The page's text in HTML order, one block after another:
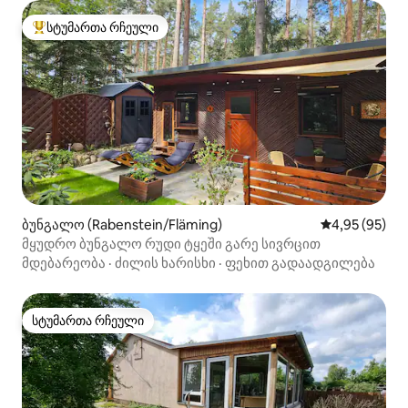
სტუმართა რჩეული მოწინავე ვარიანტი
სტუმართა რჩეული
ბუნგალო (Rabenstein/Fläming) საშუალო
4,95 (95)
მყუდრო ბუნგალო რუდი ტყეში გარე სივრცით
მდებარეობა · ძილის ხარისხი · ფეხით გადაადგილება
სტუმართა რჩეული
სტუმართა რჩეული